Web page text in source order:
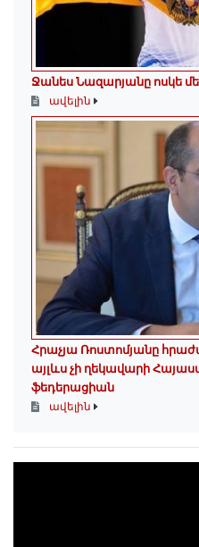
Ջանես Նազարյանը ոսկե
ավելին
Հրաչյա Ռոստոմյանը
այլևս չի ղեկավարի
ֆեդերացիան
ավելին